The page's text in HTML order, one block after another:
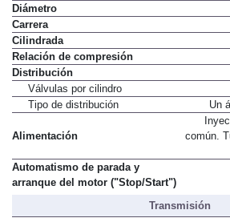
Diámetro
Carrera
Cilindrada
Relación de compresión
Distribución
Válvulas por cilindro
Tipo de distribución
Un
Alimentación
común.
Automatismo de parada y
arranque del motor ("Stop/Start")
Transmisión